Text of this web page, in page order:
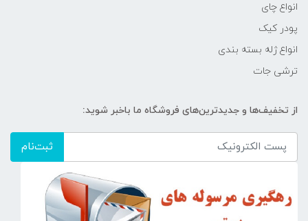
انواع چای
پودر کیک
انواع ژله بسته بندی
ترشی جات
از تخفیف‌ها و جدیدترین‌های فروشگاه ما باخبر شوید:
ثبت‌نام